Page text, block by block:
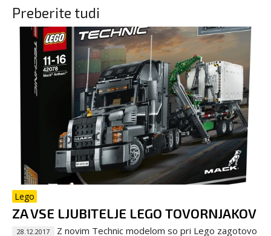
Preberite tudi
Lego
ZA VSE LJUBITELJE LEGO TOVORNJAKOV
28.12.2017
Z novim Technic modelom so pri Lego zagotovo